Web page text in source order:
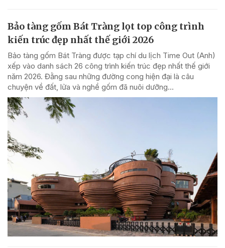
Bảo tàng gốm Bát Tràng lọt top công trình
kiến trúc đẹp nhất thế giới 2026
Bảo tàng gốm Bát Tràng được tạp chí du lịch Time Out (Anh)
xếp vào danh sách 26 công trình kiến trúc đẹp nhất thế giới
năm 2026. Đằng sau những đường cong hiện đại là câu
chuyện về đất, lửa và nghề gốm đã nuôi dưỡng...